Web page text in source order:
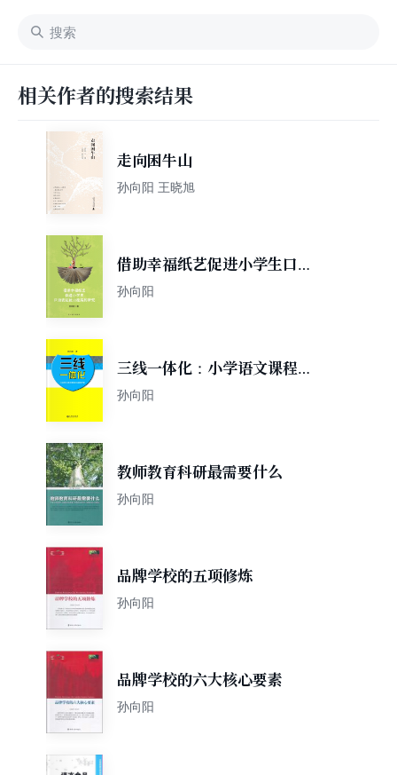
相关作者的搜索结果
走向困牛山
孙向阳 王晓旭
借助幸福纸艺促进小学生口语
表达能力提高的研究
孙向阳
三线一体化：小学语文课程整
合的实践探索
孙向阳
教师教育科研最需要什么
孙向阳
品牌学校的五项修炼
孙向阳
品牌学校的六大核心要素
孙向阳